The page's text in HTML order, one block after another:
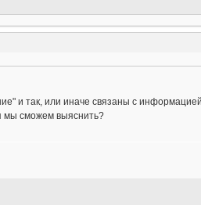
и так, или иначе связаны с
мы сможем выяснить?